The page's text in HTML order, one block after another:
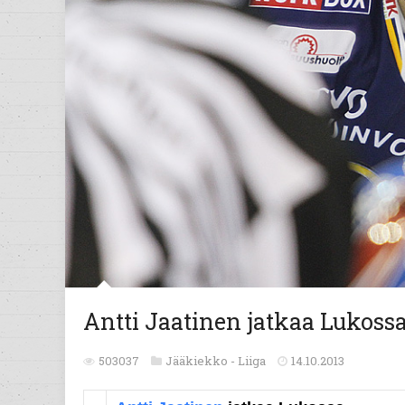
Antti Jaatinen jatkaa
503037 Jääkiekko - Liiga 14.10.2013